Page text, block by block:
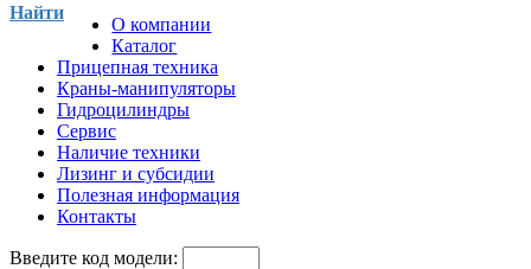
Найти
О компании
Каталог
Прицепная техника
Краны-манипуляторы
Гидроцилиндры
Сервис
Наличие техники
Лизинг и субсидии
Полезная информация
Контакты
Введите код модели: